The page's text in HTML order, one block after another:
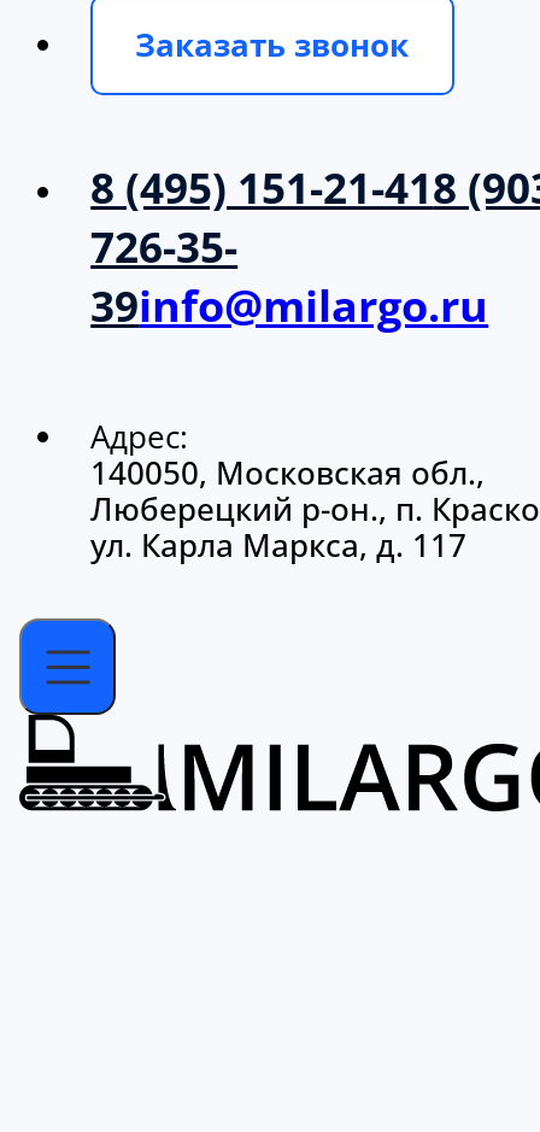
Заказать звонок
8 (495) 151-21-418
726-35-
39info@milargo.ru
Адрес:
140050, Московская обл.,
Люберецкий р-он., п.
ул. Карла Маркса, д. 117